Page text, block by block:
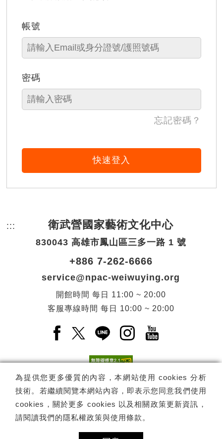
帳號
密碼
忘記密碼？
快速登入
為提供您更多優質的內容，本網站使用 cookies 分析
技術。若繼續閱覽本網站內容，即表示您同意我們使用
cookies，關於更多 cookies 以及相關政策更新資訊，
請閱讀我們的隱私權政策與使用條款 。
::: 頁尾網站資訊。
衛武營國家藝術文化中心
830043 高雄市鳳山區三多一路 1 號
+886 7-262-6666
service@npac-weiwuying.org
開館時間 每日
11:00 ~ 20:00
客服專線時間 每日 10:00 ~ 20:00
Facebook(另開新視窗)
X(另開新視窗)
LINE(另開新視窗)
Instagram(另開新視
YouTube(另開
電子報訂閱 訂閱
Copyright © 國家表演藝術中心 -衛武營國家藝術文化中心